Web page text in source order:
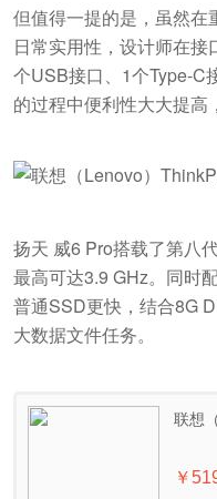
但值得一提的是，虽然在
日常实用性，设计师在
个USB接口、1个Type-C
的过程中便利性大大提高
扬天 威6 Pro搭载了第八
最高可达3.9 GHz。同时
普通SSD更快，结合8G
大数据文件任务。